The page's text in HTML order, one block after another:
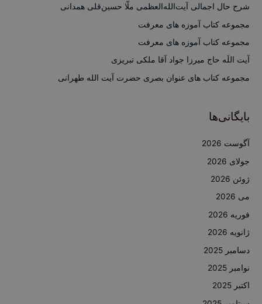
ب
ی
شرح حال اجمالی آیت‌الله‌العظمی ملّا حسین‌قلی همدانی
مجموعه کتاب آموزه های معرفت
مجموعه کتاب آموزه های معرفت
آیت اللَه حاج میرزا جواد آقا ملکی تبریزی
مجموعه کتاب های عنوان بصری حضرت آیت الله طهرانی
بایگانی‌ها
آگوست 2026
جولای 2026
ژوئن 2026
می 2026
فوریه 2026
ژانویه 2026
دسامبر 2025
نوامبر 2025
اکتبر 2025